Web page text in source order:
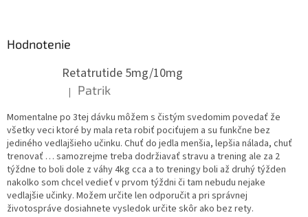
Hodnotenie
Retatrutide 5mg/10mg
Hodnotenie produktu je 5 z 5 hviezdičiek.
| Patrik
Momentalne po 3tej dávku môžem s čistým svedomim povedať že
všetky veci ktoré by mala reta robiť pociťujem a su funkčne bez
jediného vedlajšieho učinku. Chuť do jedla menšia, lepšia nálada, chuť
trenovať … samozrejme treba dodržiavať stravu a trening ale za 2
týždne to boli dole z váhy 4kg cca a to treningy boli až druhý týžden
nakolko som chcel vedieť v prvom týždni či tam nebudu nejake
vedlajšie učinky. Možem určite len odporučit a pri správnej
životospráve dosiahnete vysledok určite skôr ako bez rety.